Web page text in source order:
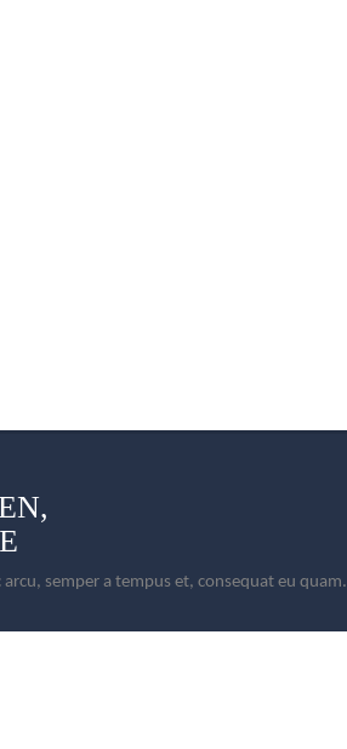
semper a tempus et, consequat eu quam.